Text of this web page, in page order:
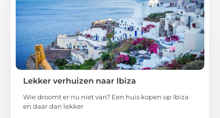
Lekker verhuizen naar Ibiza
Wie droomt er nu niet van? Een huis kopen op Ibiza
en daar dan lekker